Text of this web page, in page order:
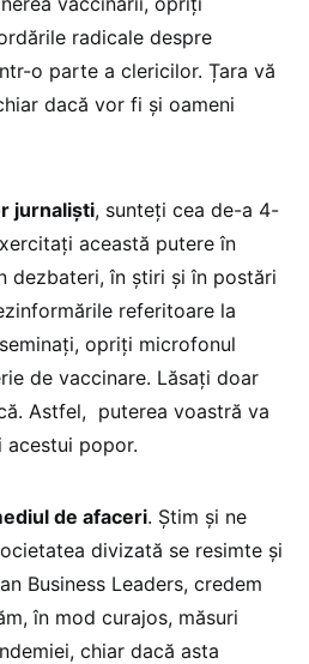
radicale despre
o parte a clericilor. Țara vă
dacă vor fi și oameni
jurnaliști, sunteți cea de-a 4-
această putere în
dezbateri, în știri și în postări
referitoare la
opriți microfonul
de vaccinare. Lăsați doar
Astfel, puterea voastră va
acestui popor.
de afaceri. Știm și ne
divizată se resimte și
Business Leaders, credem
în mod curajos, măsuri
chiar dacă asta